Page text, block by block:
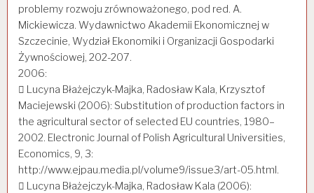
problemy rozwoju zrównoważonego, pod red. A.
Mickiewicza. Wydawnictwo Akademii Ekonomicznej w
Szczecinie, Wydział Ekonomiki i Organizacji Gospodarki
Żywnościowej, 202-207.
2006:
 Lucyna Błażejczyk-Majka, Radosław Kala, Krzysztof
Maciejewski (2006): Substitution of production factors in
the agricultural sector of selected EU countries, 1980–
2002. Electronic Journal of Polish Agricultural Universities,
Economics, 9, 3:
http://www.ejpau.media.pl/volume9/issue3/art-05.html.
 Lucyna Błażejczyk-Majka, Radosław Kala (2006):